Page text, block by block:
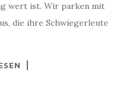
wert ist. Wir parken mit
die ihre Schwiegerleute